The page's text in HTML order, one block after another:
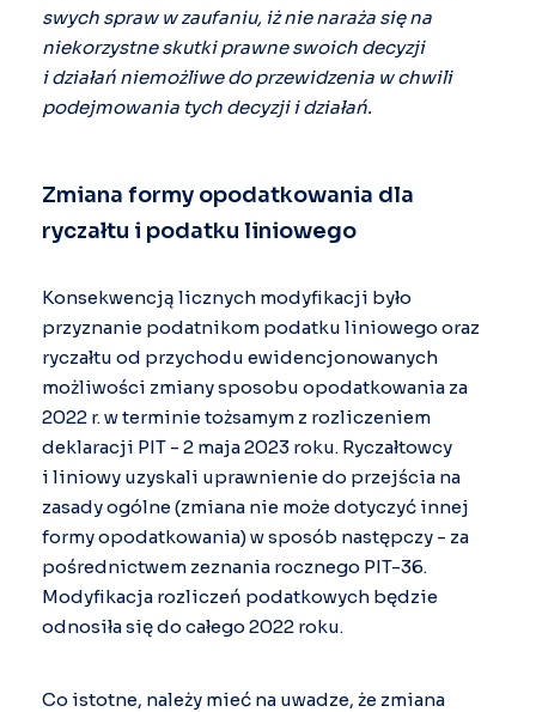
swych spraw w zaufaniu, iż nie naraża się na
niekorzystne skutki prawne swoich decyzji
i działań niemożliwe do przewidzenia w chwili
podejmowania tych decyzji i działań.
Zmiana formy opodatkowania dla
ryczałtu i podatku liniowego
Konsekwencją licznych modyfikacji było
przyznanie podatnikom podatku liniowego oraz
ryczałtu od przychodu ewidencjonowanych
możliwości zmiany sposobu opodatkowania za
2022 r. w terminie tożsamym z rozliczeniem
deklaracji PIT - 2 maja 2023 roku. Ryczałtowcy
i liniowy uzyskali uprawnienie do przejścia na
zasady ogólne (zmiana nie może dotyczyć innej
formy opodatkowania) w sposób następczy - za
pośrednictwem zeznania rocznego PIT-36.
Modyfikacja rozliczeń podatkowych będzie
odnosiła się do całego 2022 roku.
Co istotne, należy mieć na uwadze, że zmiana